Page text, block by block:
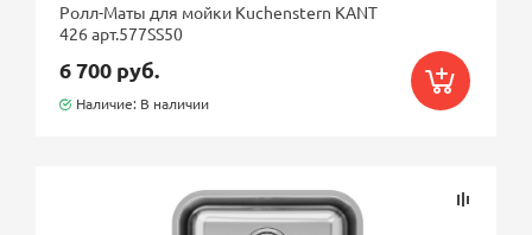
Материал
искусственный камень
сталь с PVD покрытием
Ролл-Маты для мойки Kuchenstern KANT
426 арт.577SS50
6 700 руб.
Наличие: В наличии